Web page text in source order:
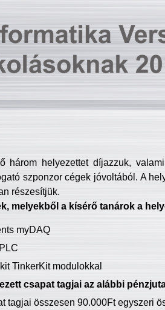
három helyezettet díjazzuk,
szponzor cégek jóvoltából. A
részesítjük.
melyekből a kísérő tanárok a
myDAQ
TinkerKit modulokkal
csapat tagjai az alábbi
tagjai összesen 90.000Ft egyszeri